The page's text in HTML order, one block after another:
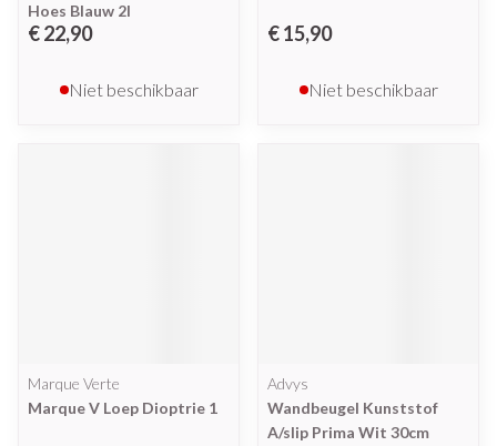
Hoes Blauw 2l
€ 22,90
Niet beschikbaar
€ 15,90
Niet beschikbaar
Marque Verte
Marque V Loep Dioptrie 1
Advys
Wandbeugel Kunststof
A/slip Prima Wit 30cm